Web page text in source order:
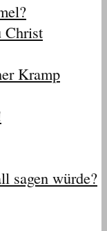
Christ
Kramp
sagen würde?